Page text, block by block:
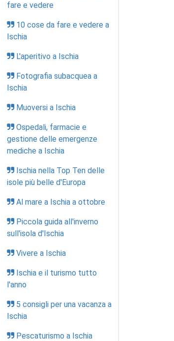
fare e vedere
10 cose da fare e vedere a
Ischia
L'aperitivo a Ischia
Fotografia subacquea a
Ischia
Muoversi a Ischia
Ospedali, farmacie e
gestione delle emergenze
mediche a Ischia
Ischia nella Top Ten delle
isole più belle d'Europa
Al mare a Ischia a ottobre
Piccola guida all'inverno
sull'isola d'Ischia
Vivere a Ischia
Ischia e il turismo tutto
l'anno
5 consigli per una vacanza a
Ischia
Pescaturismo a Ischia